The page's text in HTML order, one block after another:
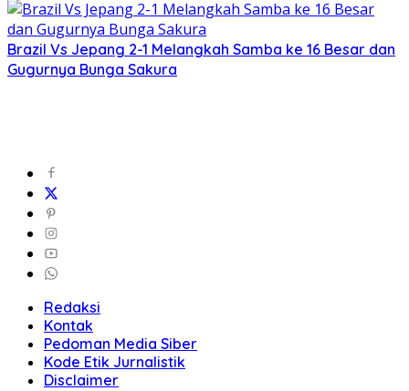
Brazil Vs Jepang 2-1 Melangkah Samba ke 16 Besar dan
Gugurnya Bunga Sakura
Redaksi
Kontak
Pedoman Media Siber
Kode Etik Jurnalistik
Disclaimer